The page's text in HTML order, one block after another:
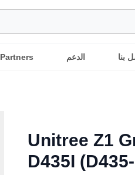
Partners الدعم بنا
Unitree Z1
D435I